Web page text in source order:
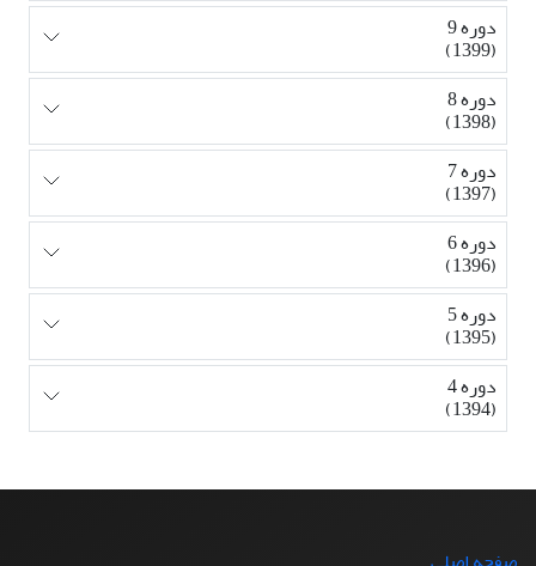
دوره 9
(1399)
دوره 8
(1398)
دوره 7
(1397)
دوره 6
(1396)
دوره 5
(1395)
دوره 4
(1394)